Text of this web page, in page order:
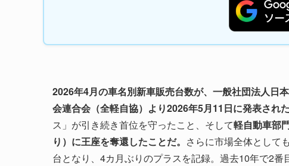
2026年4月の車名別新車販売台数が、一般社団法人日
会連合会（全軽自協）より2026年5月11日に発表された
ス」が引き続き首位を守ったこと、そして軽自動車部
り）に王座を奪還したことだ。 さらに市場全体として
台となり、4カ月ぶりのプラスを記録。過去10年で2番